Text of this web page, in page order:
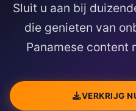
Sluit u aan bij
die genieten van
Panamese content
VERKRIJG